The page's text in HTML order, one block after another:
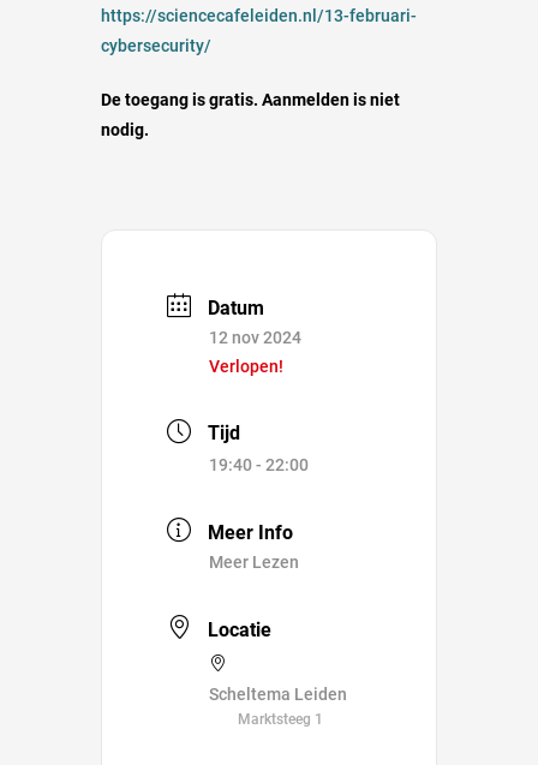
https://sciencecafeleiden.nl/13-februari-
cybersecurity/
De toegang is gratis. Aanmelden is niet
nodig.
Datum
12 nov 2024
Verlopen!
Tijd
19:40 - 22:00
Meer Info
Meer Lezen
Locatie
Scheltema Leiden
Marktsteeg 1